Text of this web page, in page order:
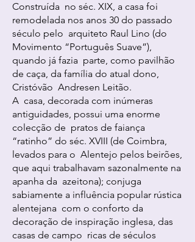
Construída no séc. XIX, a casa foi
remodelada nos anos 30 do passado
século pelo arquiteto Raul Lino (do
Movimento “Português Suave”),
quando já fazia parte, como pavilhão
de caça, da família do atual dono,
Cristóvão Andresen Leitão.
A casa, decorada com inúmeras
antiguidades, possui uma enorme
colecção de pratos de faiança
“ratinho” do séc. XVIII (de Coimbra,
levados para o Alentejo pelos beirões,
que aqui trabalhavam sazonalmente na
apanha da azeitona); conjuga
sabiamente a influência popular rústica
alentejana com o conforto da
decoração de inspiração inglesa, das
casas de campo ricas de séculos